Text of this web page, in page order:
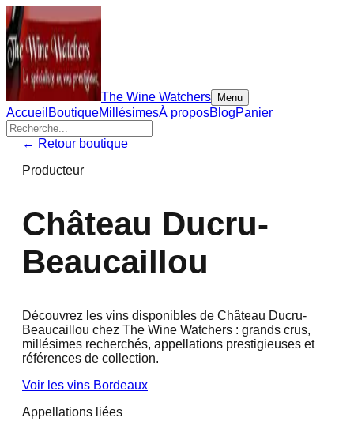
The Wine Watchers Menu
Accueil BoutiqueMillésimesÀ proposBlogPanier
← Retour boutique
Producteur
Château Ducru-
Beaucaillou
Découvrez les vins disponibles de Château Ducru-
Beaucaillou chez The Wine Watchers : grands crus,
millésimes recherchés, appellations prestigieuses et
références de collection.
Voir les vins Bordeaux
Appellations liées